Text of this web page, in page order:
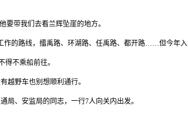
要带我们去看兰辉坠崖的地方。
作的路线，擂禹路、环湖路、任禹路、都开路……但今年入
不乘船前往。
越野车也别想顺利通行。
局、安监局的同志，一行7人向关内出发。